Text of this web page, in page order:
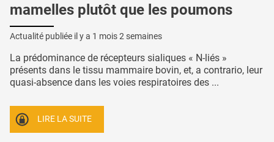
mamelles plutôt que les poumons
Actualité publiée il y a 1 mois 2 semaines
La prédominance de récepteurs sialiques « N-liés »
présents dans le tissu mammaire bovin, et, a contrario, leur
quasi-absence dans les voies respiratoires des ...
LIRE LA SUITE